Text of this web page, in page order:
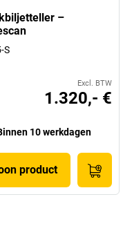
–
S
Excl. BTW
1.320,- €
10 werkdagen
product